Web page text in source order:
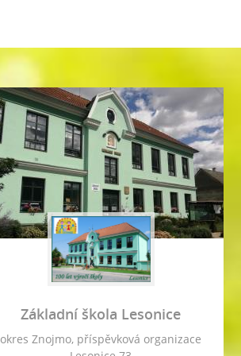
Základní škola Lesonice
okres Znojmo, příspěvková organizace